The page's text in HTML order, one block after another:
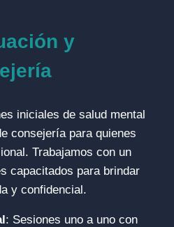
y
iniciales de salud mental
consejería para quienes
Trabajamos con un
capacitados para brindar
y confidencial.
: Sesiones uno a uno con